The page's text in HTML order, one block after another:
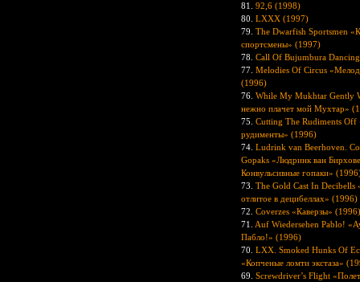
81. 92,6 (1998)
80. LXXX (1997)
79. The Dwarfish Sportsmen
спортсмены» (1997)
78. Call Of Bujumbura
77. Melodies Of Circus
(1996)
76. While My Mukhtar Gently
нежно плачет мой Мухтар»
75. Cutting The Rudiments Off
рудименты» (1996)
74. Ludrink van Beerhoven.
Gopaks «Людринк ван
Конвульсивные гопаки»
73. The Gold Cast In Decibells
отлитое в децибеллах» (1996)
72. Coverzes «Каверзы» (1996)
71. Auf Wiedersehen Pablo!
Пабло!» (1996)
70. LXX. Smoked Hunks Of
«Копченые ломти экстаза»
69. Screwdriver’s Flight